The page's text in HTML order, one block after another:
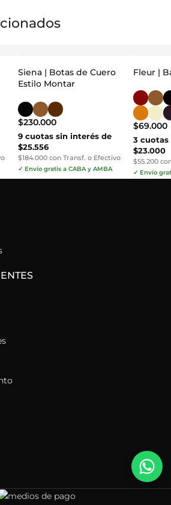
Siena | Botas de Cuero
Estilo Montar
$230.000
9 cuotas sin interés de
$25.556
$184.000 con Transf. o Efectivo
✓ Envío gratis a CABA y AMBA
Fleur |
$69.000
3 cuotas
$23.000
$55.200
✓ Envío